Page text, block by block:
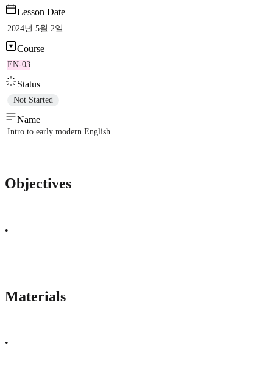
Lesson Date
2024년 5월 2일
Course
EN-03
Status
Not Started
Name
Intro to early modern English
Objectives
•
Materials
•